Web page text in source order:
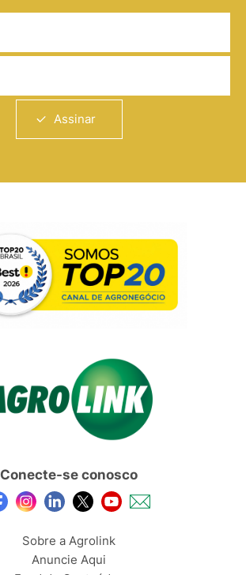
Assinar
Conecte-se conosco
Sobre a Agrolink
Anuncie Aqui